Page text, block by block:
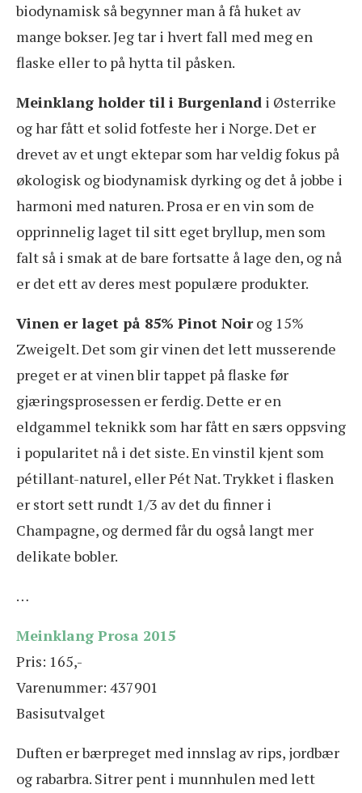
biodynamisk så begynner man å få huket av
mange bokser. Jeg tar i hvert fall med meg en
flaske eller to på hytta til påsken.
Meinklang holder til i Burgenland i Østerrike
og har fått et solid fotfeste her i Norge. Det er
drevet av et ungt ektepar som har veldig fokus på
økologisk og biodynamisk dyrking og det å jobbe i
harmoni med naturen. Prosa er en vin som de
opprinnelig laget til sitt eget bryllup, men som
falt så i smak at de bare fortsatte å lage den, og nå
er det ett av deres mest populære produkter.
Vinen er laget på 85% Pinot Noirog 15%
Zweigelt. Det som gir vinen det lett musserende
preget er at vinen blir tappet på flaske før
gjæringsprosessen er ferdig. Dette er en
eldgammel teknikk som har fått en særs oppsving
i popularitet nå i det siste. En vinstil kjent som
pétillant-naturel, eller Pét Nat. Trykket i flasken
er stort sett rundt 1/3 av det du finner i
Champagne, og dermed får du også langt mer
delikate bobler.
…
Meinklang Prosa 2015
Pris: 165,-
Varenummer: 437901
Basisutvalget
Duften er bærpreget med innslag av rips, jordbær
og rabarbra. Sitrer pent i munnhulen med lett